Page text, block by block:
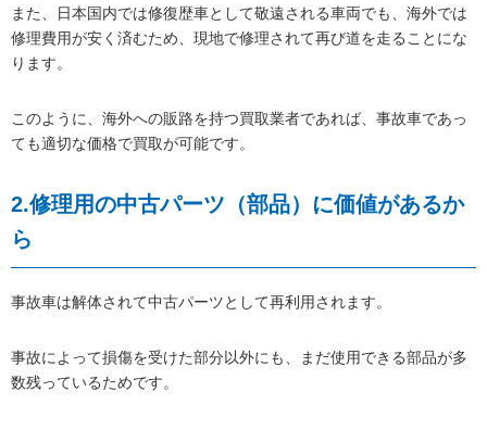
また、日本国内では修復歴車として敬遠される車両でも、海外では
修理費用が安く済むため、現地で修理されて再び道を走ることにな
ります。
このように、海外への販路を持つ買取業者であれば、事故車であっ
ても適切な価格で買取が可能です。
2.修理用の中古パーツ（部品）に価値があるか
ら
事故車は解体されて中古パーツとして再利用されます。
事故によって損傷を受けた部分以外にも、まだ使用できる部品が多
数残っているためです。